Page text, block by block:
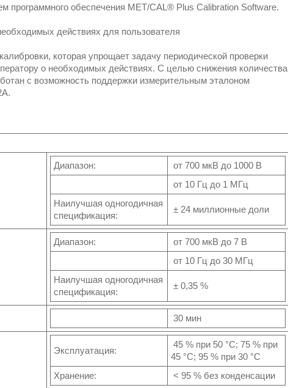
программного обеспечения MET/CAL® Plus Calibration Software.
действиях для пользователя
которая упрощает задачу периодической проверки
о необходимых действиях. С целью снижения количества
с возможность поддержки измерительным эталоном
Диапазон:
от 700 мкВ до 1000 В
от 10 Гц до 1 МГц
Наилучшая одногодичная
спецификация:
± 24 миллионные доли
Диапазон:
от 700 мкВ до 7 В
от 10 Гц до 30 МГц
Наилучшая одногодичная
спецификация:
± 0,35 %
30 мин
Эксплуатация:
45 % при 50 °C; 75 % при
45 °C; 95 % при 30 °C
Хранение:
< 95 % без конденсации